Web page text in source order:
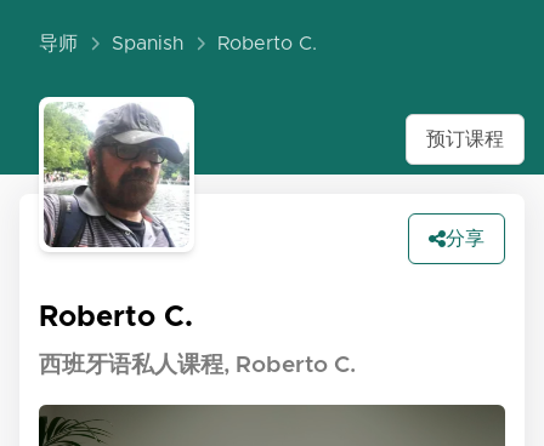
导师 Spanish Roberto C.
预订课程
分享
Roberto C.
西班牙语私人课程, Roberto C.